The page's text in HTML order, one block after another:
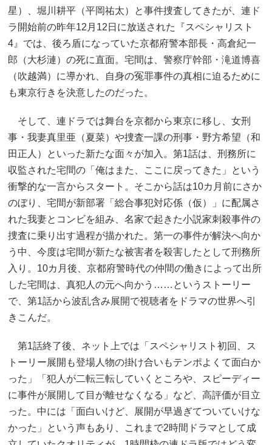
星）、堀川耕平（平岡祐太）と事件捜査してきたが、連ド
ラ開始前の昨年12月12日に放送された『スペシャリスト
4』では、後ろ盾になっていた京都府警本部長・高倉紀一
郎（大杉漣）の死に直面。宅間は、警察庁幹部・滝道博喜
（吹越満）に導かれ、自身の冤罪事件の真相に迫るために
も東京行きを決意したのだった。
そして、連ドラでは舞台を京都から東京に移し、女刑
事・我妻真里亜（夏菜）や捜査一課の刑事・野方希望（和
田正人）といった新たな面々が加入。第1話は、刑務所に
収監された宅間の「俺はまた、ここに戻ってきた」という
衝撃的な一言からスタート。そこから話は10カ月前にさか
のぼり、宅間が新部署「総合事犯対応係（仮）」に配属さ
れた我妻とコンビを組み、名家で起きた小説家刺殺事件の
捜査に乗り出す過程が描かれた。第一の事件が解決へ向か
う中、今度は宅間が新たな被害者を殺害したとして刑務所
入り。10カ月後、京都府警時代の仲間の働きによって出所
した宅間は、真犯人の元へ向かう……というストーリー
で、第1話から波乱含み展開で視聴者をドラマの世界へ引
きこんだ。
第1話終了後、ネット上では「スペシャリスト初回、ス
トーリー展開も登場人物の掛け合いもテンポよくて面白か
った」「犯人が二転三転していくところや、スピーディー
に事件が展開して目が離せなくなる」など、高評価が目立
った。中には「面白いけど、展開が早過ぎてついていけな
かった」という声もあり、これまで2時間ドラマとして成